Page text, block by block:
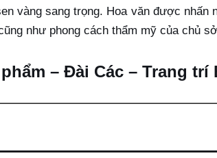
vàng sang trọng. Hoa văn được nhấn
như phong cách thẩm mỹ của chủ
– Đài Các – Trang trí